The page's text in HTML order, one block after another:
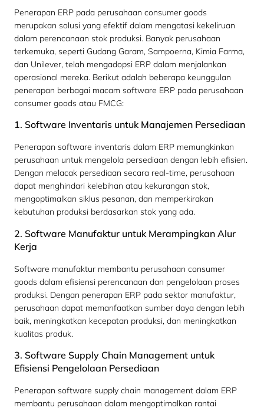
Penerapan ERP pada perusahaan consumer goods
merupakan solusi yang efektif dalam mengatasi kekeliruan
dalam perencanaan stok produksi. Banyak perusahaan
terkemuka, seperti Gudang Garam, Sampoerna, Kimia Farma,
dan Unilever, telah mengadopsi ERP dalam menjalankan
operasional mereka. Berikut adalah beberapa keunggulan
penerapan berbagai macam software ERP pada perusahaan
consumer goods atau FMCG:
1. Software Inventaris untuk Manajemen Persediaan
Penerapan software inventaris dalam ERP memungkinkan
perusahaan untuk mengelola persediaan dengan lebih efisien.
Dengan melacak persediaan secara real-time, perusahaan
dapat menghindari kelebihan atau kekurangan stok,
mengoptimalkan siklus pesanan, dan memperkirakan
kebutuhan produksi berdasarkan stok yang ada.
2. Software Manufaktur untuk Merampingkan Alur
Kerja
Software manufaktur membantu perusahaan consumer
goods dalam efisiensi perencanaan dan pengelolaan proses
produksi. Dengan penerapan ERP pada sektor manufaktur,
perusahaan dapat memanfaatkan sumber daya dengan lebih
baik, meningkatkan kecepatan produksi, dan meningkatkan
kualitas produk.
3. Software Supply Chain Management untuk
Efisiensi Pengelolaan Persediaan
Penerapan software supply chain management dalam ERP
membantu perusahaan dalam mengoptimalkan rantai